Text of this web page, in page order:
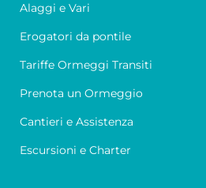
Alaggi e Vari
Erogatori da pontile
Tariffe Ormeggi Transiti
Prenota un Ormeggio
Cantieri e Assistenza
Escursioni e Charter